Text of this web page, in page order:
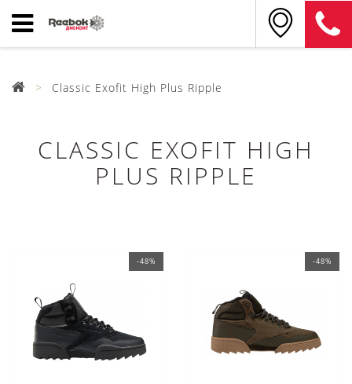
Classic Exofit High Plus Ripple
CLASSIC EXOFIT HIGH
PLUS RIPPLE
-48% -48%